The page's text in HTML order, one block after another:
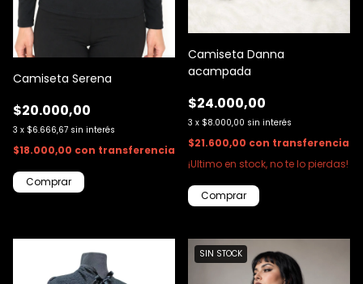
Camiseta Serena
$20.000,00
3 x $6.666,67 sin interés
$18.000,00 con transferencia
Comprar
Camiseta Danna
acampada
$24.000,00
3 x $8.000,00 sin interés
$21.600,00 con transferencia
¡Ultimo en stock, no te lo pierdas!
Comprar
SIN STOCK